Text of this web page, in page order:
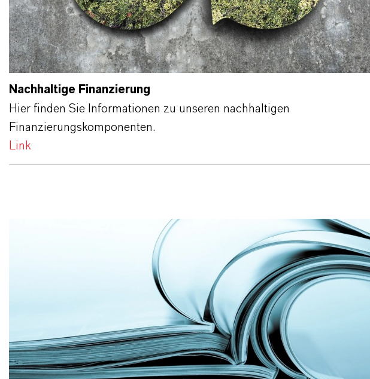
Nachhaltige Finanzierung
Hier finden Sie Informationen zu unseren nachhaltigen
Finanzierungskomponenten.
Link